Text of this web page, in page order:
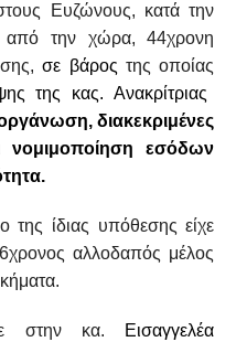
Ευζώνους, κατά την
από την χώρα, 44χρονη
σε βάρος της οποίας
της κας. Ανακρίτριας
διακεκριμένες
νομιμοποίηση εσόδων
της ίδιας υπόθεσης είχε
αλλοδαπός μέλος
στην κα. Εισαγγελέα